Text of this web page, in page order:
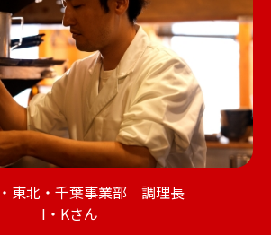
東北・千葉事業部 調理長
I・Kさん